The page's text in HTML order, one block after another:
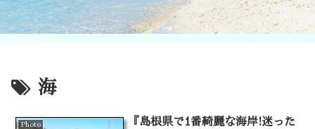
海
Photo
『島根県で1番綺麗な海岸!迷った